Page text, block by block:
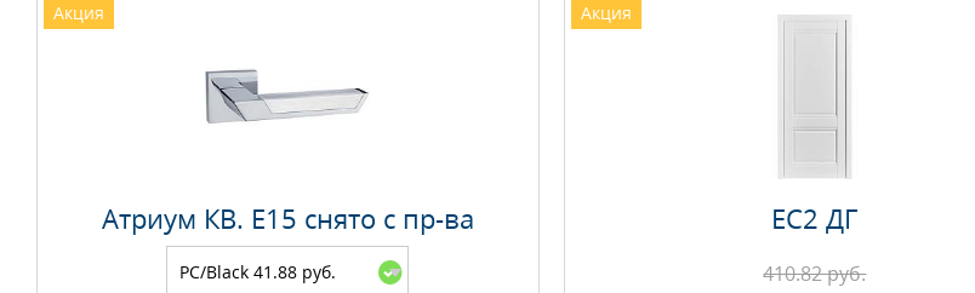
Акция
Атриум КВ. E15 снято с пр-ва
PC/Black 41.88 руб.
Акция
EC2 ДГ
410.82 руб.